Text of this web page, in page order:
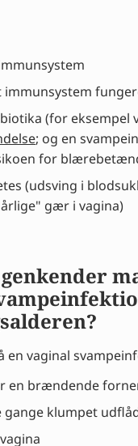
immunsystem
(for eksempel
; og en
for
(udsving i
gær i vagina)
en vaginal
en brændende
gange klumpet